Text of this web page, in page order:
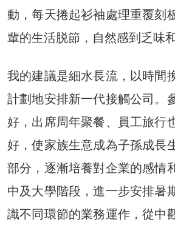
動，每天捲起衫袖處理重覆刻
輩的生活脱節，自然感到乏味和
我的建議是細水長流，以時間
計劃地安排新一代接觸公司。
好，出席周年聚餐、員工旅行
好，使家族生意成為子孫成長
部分，逐漸培養對企業的感情
中及大學階段，進一步安排暑
識不同環節的業務運作，從中